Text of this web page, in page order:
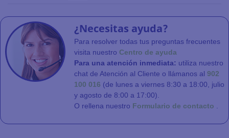
¿Necesitas ayuda?
Para resolver todas tus preguntas frecuentes
visita nuestro Centro de ayuda
Para una atención inmediata: utiliza nuestro
chat de Atención al Cliente o llámanos al 902
100 016 (de lunes a viernes 8:30 a 18:00, julio
y agosto de 8:00 a 17:00).
O rellena nuestro Formulario de contacto